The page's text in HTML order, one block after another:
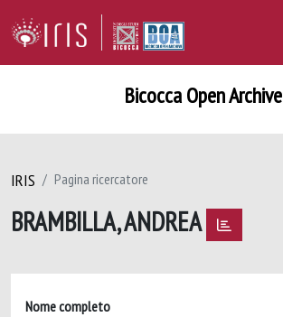
Bicocca Open Archive
IRIS Pagina ricercatore
BRAMBILLA, ANDREA
Nome completo